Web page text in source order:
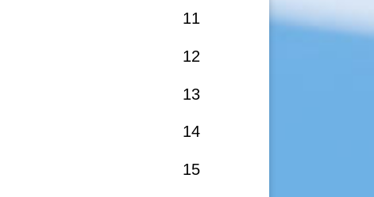
11
12
13
14
15